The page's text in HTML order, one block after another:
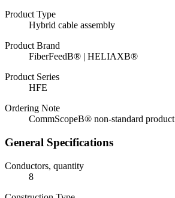
Product Type
Hybrid cable assembly
Product Brand
FiberFeedВ® | HELIAXВ®
Product Series
HFE
Ordering Note
CommScopeВ® non-standard product
General Specifications
Conductors, quantity
8